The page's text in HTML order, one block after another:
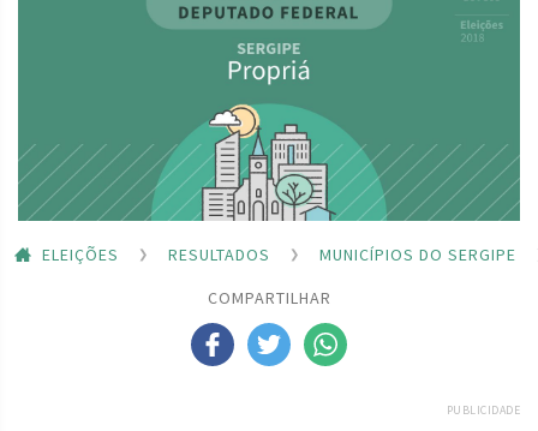
ELEIÇÕES RESULTADOS
MUNICÍPIOS DO SERGIPE
COMPARTILHAR
PUBLICIDADE